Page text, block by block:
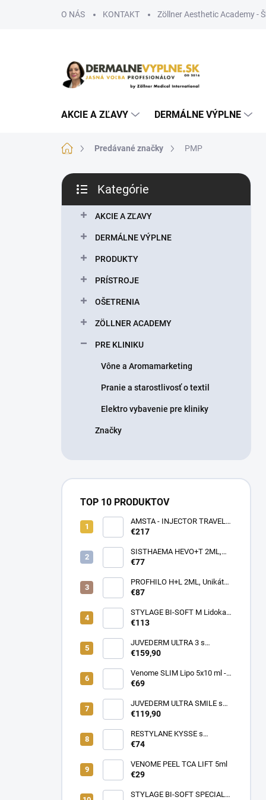
O NÁS KONTAKT Zöllner Aesthetic Academy -
AKCIE A ZĽAVY DERMÁLNE VÝPLNE
DomovPredávané značky PMP
B
č
kategórie
Kategórie
AKCIE A ZĽAVY
DERMÁLNE VÝPLNE
PRODUKTY
PRÍSTROJE
OŠETRENIA
ZÖLLNER ACADEMY
PRE KLINIKU
Vône a Aromamarketing
Pranie a starostlivosť o textil
Elektro vybavenie pre kliniky
Značky
TOP 10 PRODUKTOV
AMSTA - INJECTOR TRAVEL
BAG - LIMITOVANÁ EDÍCIA -
pre lekárov estetickej
medicíny v pohybe (rôzne
€217
SISTHAEMA HEVO+T 2ML,
70mg/2ml = 50mg/HA + 20mg
Dermálna Regenerácia,
SKUTOČNÉ OMLADENIE,
Patentované zloženie
(VENOME)
€77
PROFHILO H+L 2ML, Unikátny
REMODELAČNÝ produkt pre
napnutie a lifting pokožky, až
64mg kyseliny Hyalurónovej
€87
STYLAGE BI-SOFT M Lidokaín
2x1ml s Mannitolom s
EŠTE LEPŠIE výsledky!
€113
JUVEDERM ULTRA 3 s
Lidokaínom (2x1ml)
€159,90
Venome SLIM Lipo 5x10 ml -
Pomáha v boji proti tukovým
odstrániť
€69
JUVEDERM ULTRA SMILE s
Lidokaínom (2x0,55ml)
€119,90
RESTYLANE KYSSE s
lidokaínom (1x1ml)
€74
VENOME PEEL TCA LIFT 5ml
€29
STYLAGE BI-SOFT SPECIAL